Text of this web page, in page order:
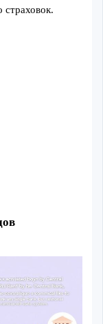
страховок.